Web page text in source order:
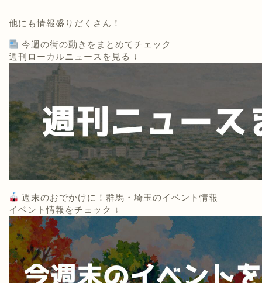
他にも情報盛りだくさん！
今週の街の動きをまとめてチェック
週刊ローカルニュースを見る ↓
週末のおでかけに！群馬・埼玉のイベント情報
イベント情報をチェック ↓